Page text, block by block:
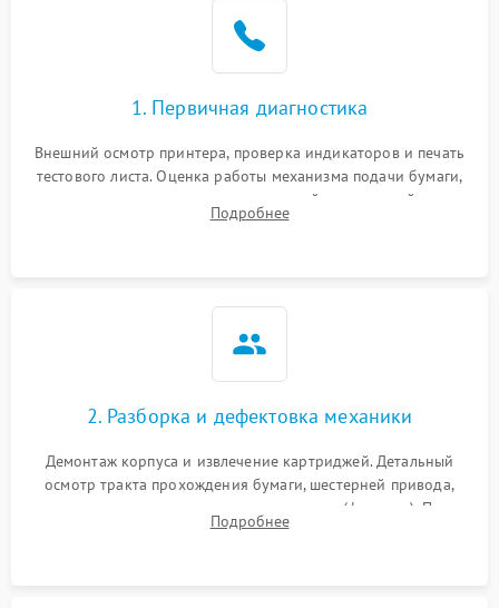
1. Первичная диагностика
Внешний осмотр принтера, проверка индикаторов и печать
тестового листа. Оценка работы механизма подачи бумаги,
выявление посторонних шумов, замятий и первичный анализ
дефектов печати (полосы, фон, пробелы).
Подробнее
2. Разборка и дефектовка механики
Демонтаж корпуса и извлечение картриджей. Детальный
осмотр тракта прохождения бумаги, шестерней привода,
роликов захвата и узла термозакрепления (фьюзера). Поиск
физического износа и повреждений деталей.
Подробнее